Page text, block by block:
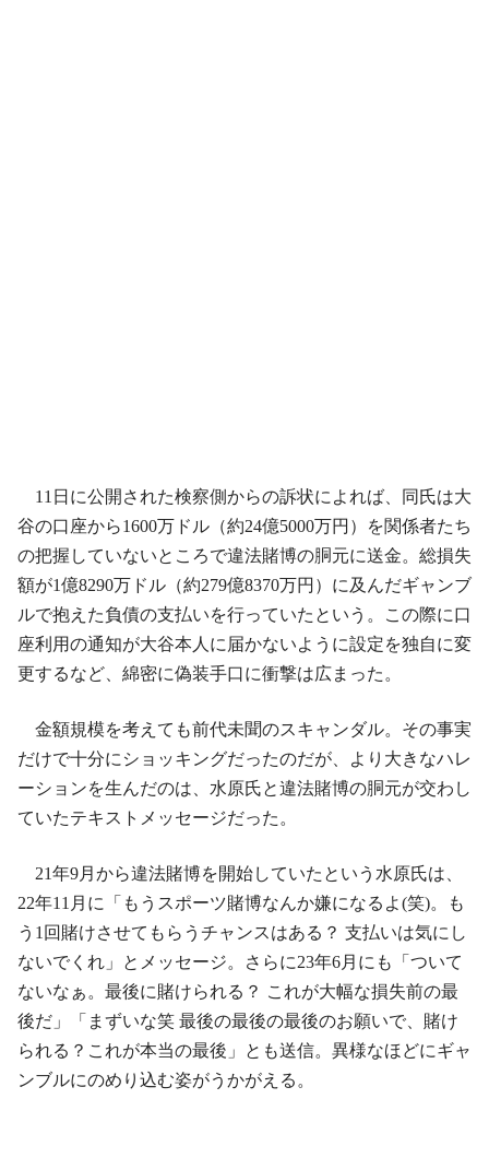
11日に公開された検察側からの訴状によれば、同氏は大
谷の口座から1600万ドル（約24億5000万円）を関係者たち
の把握していないところで違法賭博の胴元に送金。総損失
額が1億8290万ドル（約279億8370万円）に及んだギャンブ
ルで抱えた負債の支払いを行っていたという。この際に口
座利用の通知が大谷本人に届かないように設定を独自に変
更するなど、綿密に偽装手口に衝撃は広まった。
金額規模を考えても前代未聞のスキャンダル。その事実
だけで十分にショッキングだったのだが、より大きなハレ
ーションを生んだのは、水原氏と違法賭博の胴元が交わし
ていたテキストメッセージだった。
21年9月から違法賭博を開始していたという水原氏は、
22年11月に「もうスポーツ賭博なんか嫌になるよ(笑)。も
う1回賭けさせてもらうチャンスはある？ 支払いは気にし
ないでくれ」とメッセージ。さらに23年6月にも「ついて
ないなぁ。最後に賭けられる？ これが大幅な損失前の最
後だ」「まずいな笑 最後の最後の最後のお願いで、賭け
られる？これが本当の最後」とも送信。異様なほどにギャ
ンブルにのめり込む姿がうかがえる。